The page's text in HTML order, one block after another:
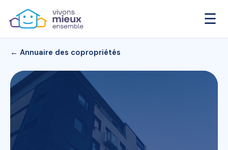
☰
← Annuaire des copropriétés